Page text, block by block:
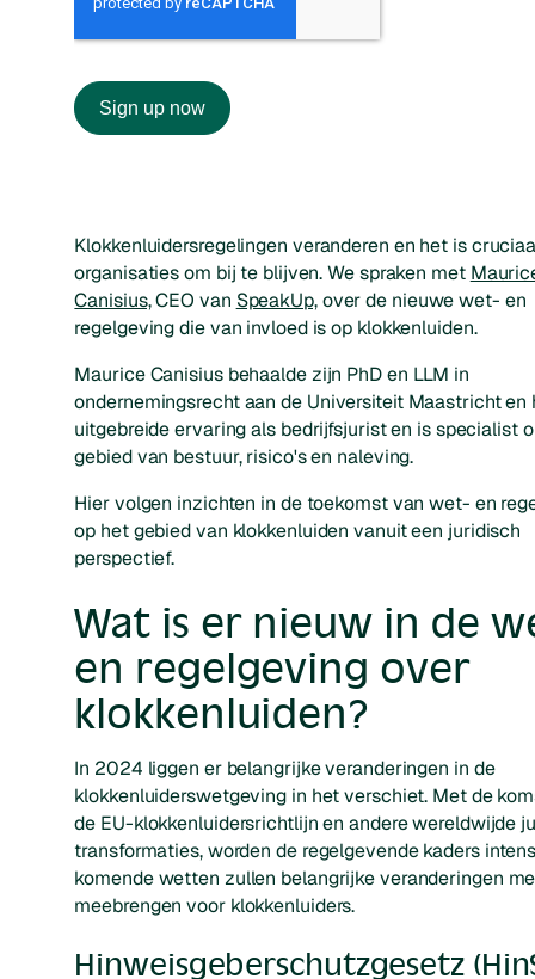
Klokkenluidersregelingen veranderen en het is
organisaties om bij te blijven. We spraken met
Canisius,CEO van SpeakUp,over de nieuwe wet- en
regelgeving die van invloed is op klokkenluiden.
Maurice Canisius behaalde zijn PhD en LLM in
ondernemingsrecht aan de Universiteit Maastricht en
uitgebreide ervaring als bedrijfsjurist en is specialist
gebied van bestuur, risico's en naleving.
Hier volgen inzichten in de toekomst van wet- en
op het gebied van klokkenluiden vanuit een juridisch
perspectief.
Wat is er nieuw in de
en regelgeving over
klokkenluiden?
In 2024 liggen er belangrijke veranderingen in de
klokkenluiderswetgeving in het verschiet. Met de
de EU-klokkenluidersrichtlijn en andere wereldwijde
transformaties, worden de regelgevende kaders
komende wetten zullen belangrijke veranderingen
meebrengen voor klokkenluiders.
Hinweisgeberschutzgesetz